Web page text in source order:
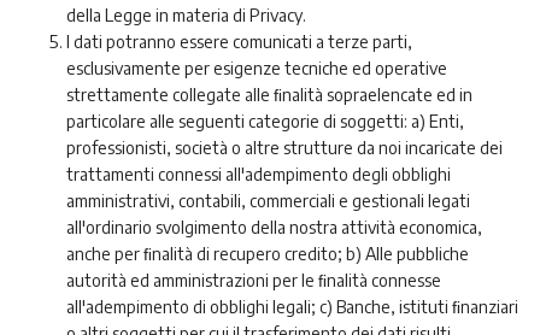
della Legge in materia di Privacy.
I dati potranno essere comunicati a terze parti,
esclusivamente per esigenze tecniche ed operative
strettamente collegate alle ﬁnalità sopraelencate ed in
particolare alle seguenti categorie di soggetti: a) Enti,
professionisti, società o altre strutture da noi incaricate dei
trattamenti connessi all'adempimento degli obblighi
amministrativi, contabili, commerciali e gestionali legati
all'ordinario svolgimento della nostra attività economica,
anche per ﬁnalità di recupero credito; b) Alle pubbliche
autorità ed amministrazioni per le ﬁnalità connesse
all'adempimento di obblighi legali; c) Banche, istituti ﬁnanziari